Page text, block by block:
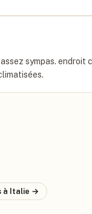
sympas. endroit
à Italie →